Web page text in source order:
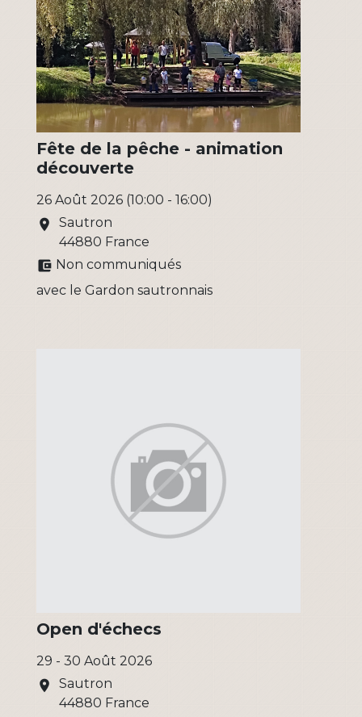
Fête de la pêche - animation
découverte
26 Août 2026 (10:00 - 16:00)
location_on
Sautron
44880 France
account_balance_wallet Non communiqués
avec le Gardon sautronnais
Open d'échecs
29 - 30 Août 2026
location_on
Sautron
44880 France